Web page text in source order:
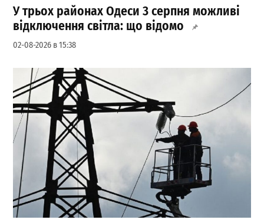
У трьох районах Одеси 3 серпня можливі
відключення світла: що відомо
02-08-2026 в 15:38